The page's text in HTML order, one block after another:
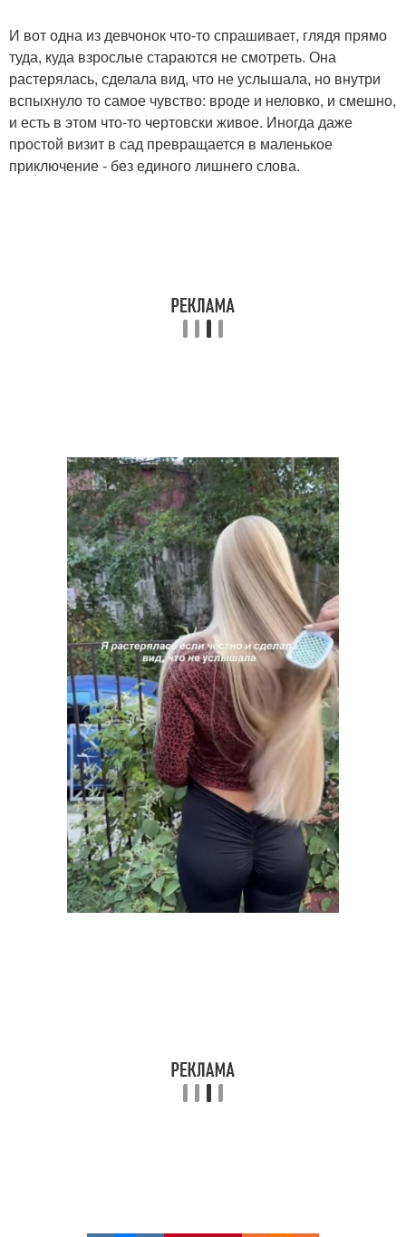
И вот одна из девчонок что-то спрашивает, глядя прямо
туда, куда взрослые стараются не смотреть. Она
растерялась, сделала вид, что не услышала, но внутри
вспыхнуло то самое чувство: вроде и неловко, и смешно,
и есть в этом что-то чертовски живое. Иногда даже
простой визит в сад превращается в маленькое
приключение - без единого лишнего слова.